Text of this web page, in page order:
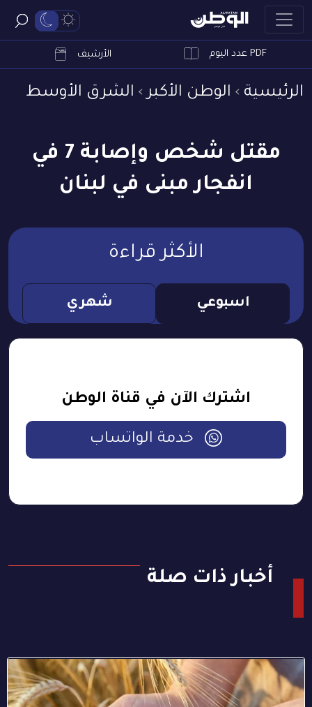
PDF عدد اليوم الأرشيف
الرئيسية الوطن الأكبر الشرق الأوسط
مقتل شخص وإصابة 7 في
انفجار مبنى في لبنان
الأكثر قراءة
اسبوعي شهري
اشترك الآن في قناة الوطن
خدمة الواتساب
أخبار ذات صلة